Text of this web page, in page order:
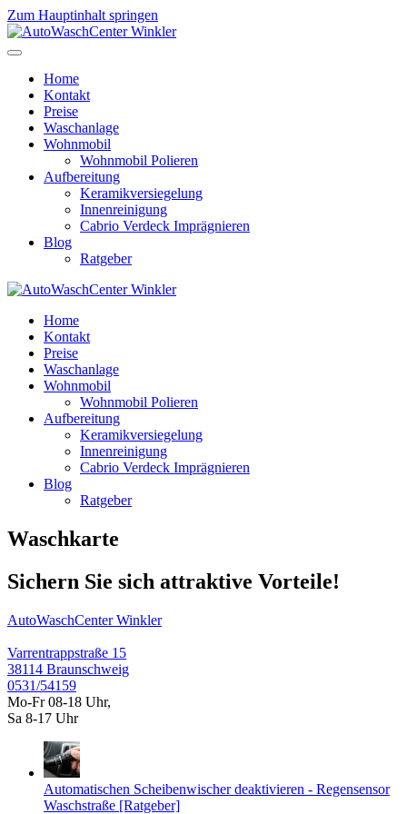
Zum Hauptinhalt springen
Home
Kontakt
Preise
Waschanlage
Wohnmobil
Wohnmobil Polieren
Aufbereitung
Keramikversiegelung
Innenreinigung
Cabrio Verdeck Imprägnieren
Blog
Ratgeber
Home
Kontakt
Preise
Waschanlage
Wohnmobil
Wohnmobil Polieren
Aufbereitung
Keramikversiegelung
Innenreinigung
Cabrio Verdeck Imprägnieren
Blog
Ratgeber
Waschkarte
Sichern Sie sich attraktive Vorteile!
AutoWaschCenter Winkler
Varrentrappstraße 15
38114 Braunschweig
0531/54159
Mo-Fr 08-18 Uhr,
Sa 8-17 Uhr
Automatischen Scheibenwischer deaktivieren - Regensensor
Waschstraße [Ratgeber]